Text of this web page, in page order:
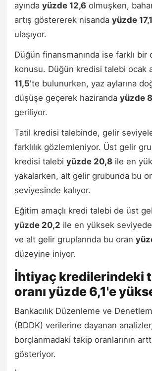
ayında yüzde 12,6 olmuşken,
artış göstererek nisanda yüzde 17,1
ulaşıyor.
Düğün finansmanında ise farklı bir
konusu. Düğün kredisi talebi ocak
11,5'te bulunurken, yaz aylarına
düşüşe geçerek haziranda yüzde
geriliyor.
Tatil kredisi talebinde, gelir
farklılık gözlemleniyor. Üst gelir
kredisi talebi yüzde 20,8 ile en
yakalarken, alt gelir grubunda bu
seviyesinde kalıyor.
Eğitim amaçlı kredi talebi de üst
yüzde 20,2 ile en yüksek
ve alt gelir gruplarında bu oran
düzeyine iniyor.
İhtiyaç kredilerindeki
oranı yüzde 6,1'e
Bankacılık Düzenleme ve
(BDDK) verilerine dayanan
borçlanmadaki takip oranlarının
gösteriyor.